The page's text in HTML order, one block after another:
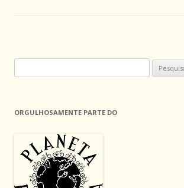
por:
ORGULHOSAMENTE PARTE DO